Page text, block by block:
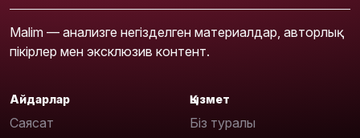
Malim — анализге негізделген материалдар, авторлық
пікірлер мен эксклюзив контент.
Айдарлар
Саясат
Қызмет
Біз туралы